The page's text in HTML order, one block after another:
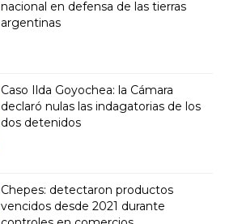
nacional en defensa de las tierras
argentinas
Caso Ilda Goyochea: la Cámara
declaró nulas las indagatorias de los
dos detenidos
Chepes: detectaron productos
vencidos desde 2021 durante